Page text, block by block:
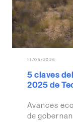
11/05/2026
5 claves
2025 de
Avances
de